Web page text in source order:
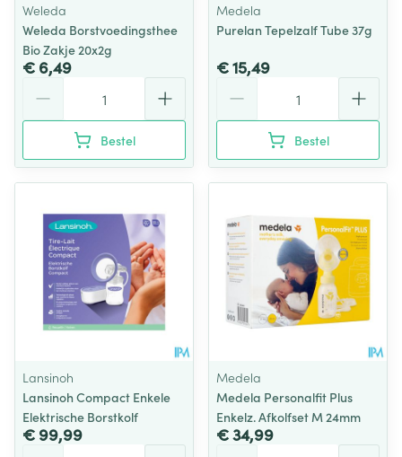
Weleda
Weleda Borstvoedingsthee
Bio Zakje 20x2g
€ 6,49
Bestel
Medela
Purelan Tepelzalf Tube 37g
€ 15,49
Bestel
Lansinoh
Lansinoh Compact Enkele
Elektrische Borstkolf
€ 99,99
Medela
Medela Personalfit Plus
Enkelz. Afkolfset M 24mm
€ 34,99